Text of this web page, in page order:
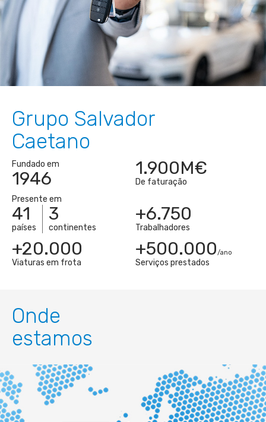
Grupo Salvador
Caetano
Fundado em
1946 1.900M€
De faturação
Presente em
41
países
3
continentes
+6.750
Trabalhadores
+20.000
Viaturas em frota
+500.000/ano
Serviços prestados
Onde
estamos